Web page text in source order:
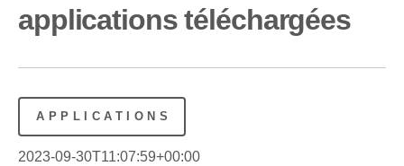
applications téléchargées
APPLICATIONS
2023-09-30T11:07:59+00:00